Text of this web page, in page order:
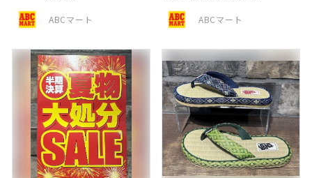
ABCマート ABCマート